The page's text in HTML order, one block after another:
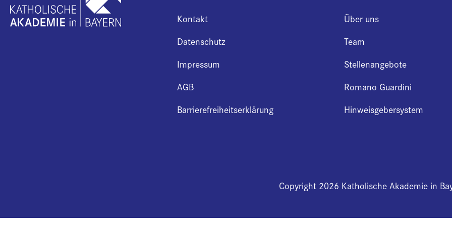
Kontakt
Datenschutz
Impressum
AGB
Barrierefreiheitserklärung
Über uns
Team
Stellenangebote
Romano Guardini
Hinweisgebersystem
Copyright 2026 Katholische Akademie in